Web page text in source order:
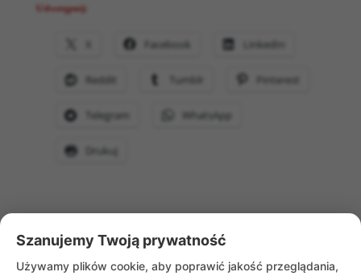
Udostępnij:
Facebook LinkedIn
Reddit Tumblr Pinterest
Telegram WhatsApp
Drukuj
WRÓĆ DO AKTUALNOŚCI
Szanujemy Twoją prywatność
Używamy plików cookie, aby poprawić jakość przeglądania,